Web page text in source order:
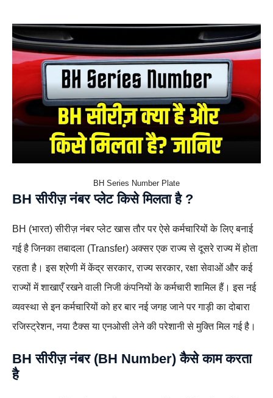
BH Series Number Plate
BH सीरीज़ नंबर प्लेट किसे मिलता है ?
BH (भारत) सीरीज़ नंबर प्लेट खास तौर पर ऐसे कर्मचारियों के लिए बनाई
गई है जिनका तबादला (Transfer) अक्सर एक राज्य से दूसरे राज्य में होता
रहता है। इस श्रेणी में केंद्र सरकार, राज्य सरकार, रक्षा सेवाओं और कई
राज्यों में शाखाएँ रखने वाली निजी कंपनियों के कर्मचारी शामिल हैं। इस नई
व्यवस्था से इन कर्मचारियों को हर बार नई जगह जाने पर गाड़ी का दोबारा
रजिस्ट्रेशन, नया टैक्स या एनओसी लेने की परेशानी से मुक्ति मिल गई है।
BH सीरीज़ नंबर (BH Number) कैसे काम करता
है